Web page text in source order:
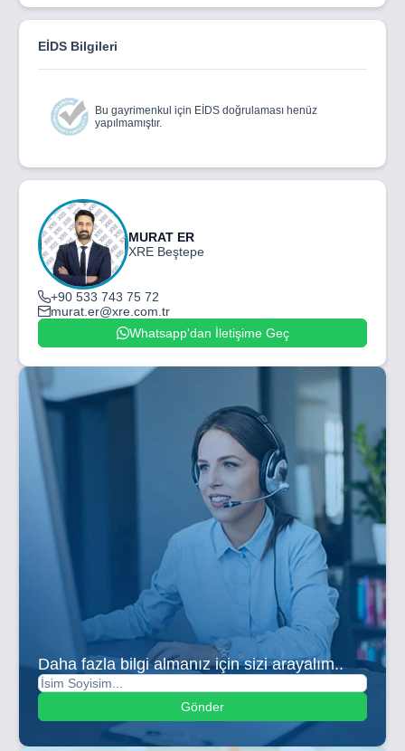
EİDS Bilgileri
Bu gayrimenkul için EİDS doğrulaması henüz
yapılmamıştır.
MURAT ER
XRE Beştepe
+90 533 743 75 72
murat.er@xre.com.tr
Whatsapp'dan İletişime Geç
Daha fazla bilgi almanız için sizi arayalım..
Gönder